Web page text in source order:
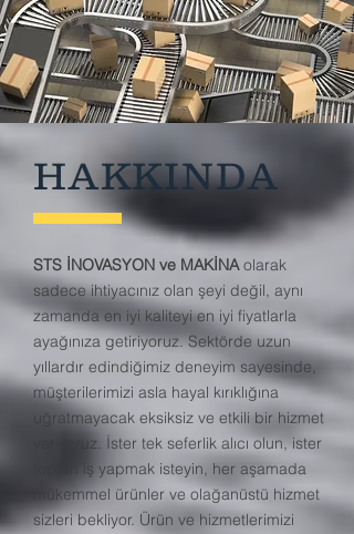
HAKKINDA
STS İNOVASYON ve MAKİNAolarak
sadece ihtiyacınız olan şeyi değil, aynı
zamanda en iyi kaliteyi en iyi fiyatlarla
ayağınıza getiriyoruz. Sektörde uzun
yıllardır edindiğimiz deneyim sayesinde,
müşterilerimizi asla hayal kırıklığına
uğratmayacak eksiksiz ve etkili bir hizmet
veriyoruz. İster tek seferlik alıcı olun, ister
toptan iş yapmak isteyin, her aşamada
mükemmel ürünler ve olağanüstü hizmet
sizleri bekliyor. Ürün ve hizmetlerimizi